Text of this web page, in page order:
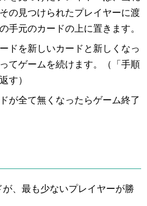
の見つけられたプレイヤーに渡
手元のカードの上に置きます。
ドを新しいカードと新しくなっ
てゲームを続けます。（「手順
す）
が全て無くなったらゲーム終了
、最も少ないプレイヤーが勝